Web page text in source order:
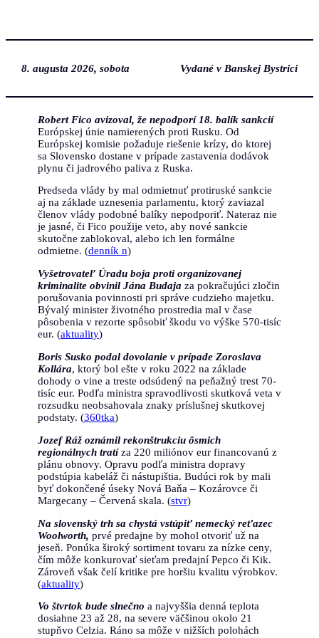
8. augusta 2026, sobota Vydané v Banskej Bystrici
Robert Fico avizoval, že nepodporí 18. balík sankcií
Európskej únie namierených proti Rusku. Od
Európskej komisie požaduje riešenie krízy, do ktorej
sa Slovensko dostane v prípade zastavenia dodávok
plynu či jadrového paliva z Ruska.
Predseda vlády by mal odmietnuť protiruské sankcie
aj na základe uznesenia parlamentu, ktorý zaviazal
členov vlády podobné balíky nepodporiť. Nateraz nie
je jasné, či Fico použije veto, aby nové sankcie
skutočne zablokoval, alebo ich len formálne
odmietne. (denník n)
Vyšetrovateľ Úradu boja proti organizovanej
kriminalite obvinil Jána Budaja za pokračujúci zločin
porušovania povinnosti pri správe cudzieho majetku.
Bývalý minister životného prostredia mal v čase
pôsobenia v rezorte spôsobiť škodu vo výške 570-tisíc
eur. (aktuality)
Boris Susko podal dovolanie v prípade Zoroslava
Kollára, ktorý bol ešte v roku 2022 na základe
dohody o vine a treste odsúdený na peňažný trest 70-
tisíc eur. Podľa ministra spravodlivosti skutková veta v
rozsudku neobsahovala znaky príslušnej skutkovej
podstaty. (360tka)
Jozef Ráž oznámil rekonštrukciu ôsmich
regionálnych tratíza 220 miliónov eur financovanú z
plánu obnovy. Opravu podľa ministra dopravy
podstúpia kabeláž či nástupištia. Budúci rok by mali
byť dokončené úseky Nová Baňa – Kozárovce či
Margecany – Červená skala. (stvr)
Na slovenský trh sa chystá vstúpiť nemecký reťazec
Woolworth, prvé predajne by mohol otvoriť už na
jeseň. Ponúka široký sortiment tovaru za nízke ceny,
čím môže konkurovať sieťam predajní Pepco či Kik.
Zároveň však čelí kritike pre horšiu kvalitu výrobkov.
(aktuality)
Vo štvrtok bude slnečno a najvyššia denná teplota
dosiahne 23 až 28, na severe väčšinou okolo 21
stupňvo Celzia. Ráno sa môže v nižších polohách